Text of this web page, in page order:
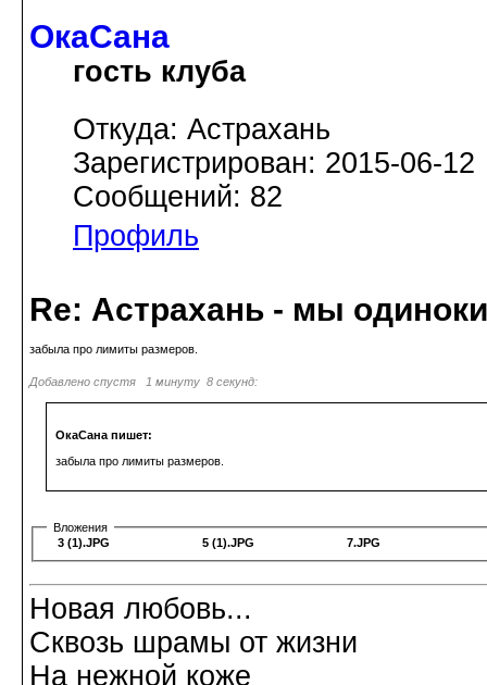
ОкаСана
гость клуба
Откуда: Астрахань
Зарегистрирован: 2015-06-12
Сообщений: 82
Профиль
Re: Астрахань - мы
забыла про лимиты размеров.
Добавлено спустя 1 минуту 8 секунд:
ОкаСана пишет:
забыла про лимиты размеров.
Вложения
3 (1).JPG
5 (1).JPG 7.JPG
Новая любовь...
Сквозь шрамы от жизни
На нежной коже